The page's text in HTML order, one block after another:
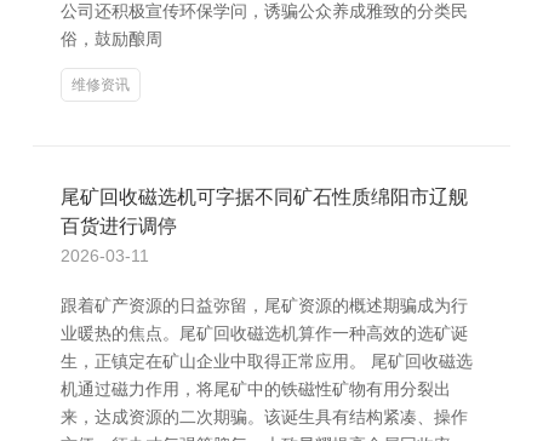
公司还积极宣传环保学问，诱骗公众养成雅致的分类民
俗，鼓励酿周
维修资讯
尾矿回收磁选机可字据不同矿石性质绵阳市辽舰
百货进行调停
2026-03-11
跟着矿产资源的日益弥留，尾矿资源的概述期骗成为行
业暖热的焦点。尾矿回收磁选机算作一种高效的选矿诞
生，正镇定在矿山企业中取得正常应用。 尾矿回收磁选
机通过磁力作用，将尾矿中的铁磁性矿物有用分裂出
来，达成资源的二次期骗。该诞生具有结构紧凑、操作